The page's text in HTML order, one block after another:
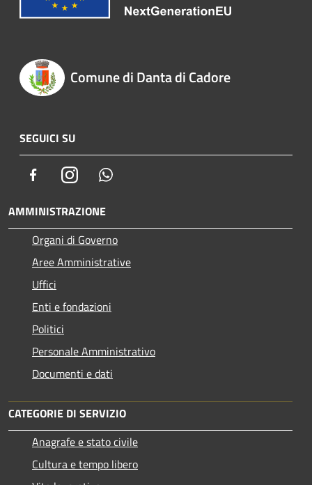
Comune di Danta di Cadore
SEGUICI SU
FacebookInstagram
AMMINISTRAZIONE
Organi di Governo
Aree Amministrative
Uffici
Enti e fondazioni
Politici
Personale Amministrativo
Documenti e dati
CATEGORIE DI SERVIZIO
Anagrafe e stato civile
Cultura e tempo libero